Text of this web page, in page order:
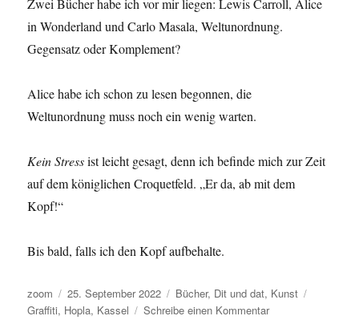
Zwei Bücher habe ich vor mir liegen: Lewis Carroll, Alice
in Wonderland und Carlo Masala, Weltunordnung.
Gegensatz oder Komplement?
Alice habe ich schon zu lesen begonnen, die
Weltunordnung muss noch ein wenig warten.
Kein Stressist leicht gesagt, denn ich befinde mich zur Zeit
auf dem königlichen Croquetfeld. „Er da, ab mit dem
Kopf!“
Bis bald, falls ich den Kopf aufbehalte.
Autor
zoom
Veröffentlicht
am
25. September 2022 Kategorien
Bücher, Dit und dat, Kunst
Graffiti, Hopla, Kassel Schreibe einen Kommentarzu